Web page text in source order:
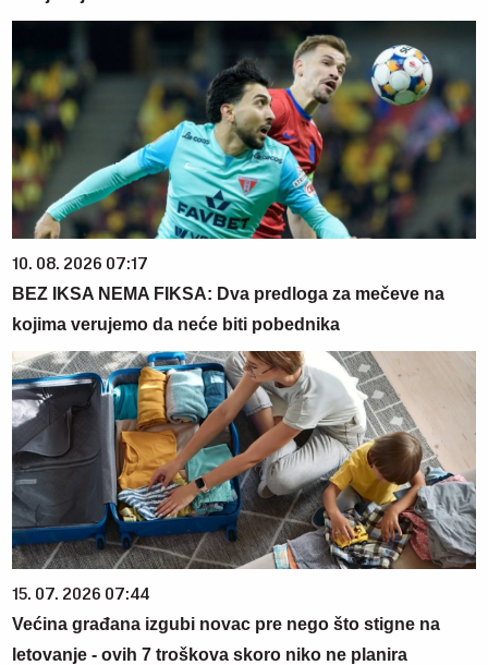
10. 08. 2026 07:17
BEZ IKSA NEMA FIKSA: Dva predloga za mečeve na
kojima verujemo da neće biti pobednika
15. 07. 2026 07:44
Većina građana izgubi novac pre nego što stigne na
letovanje - ovih 7 troškova skoro niko ne planira